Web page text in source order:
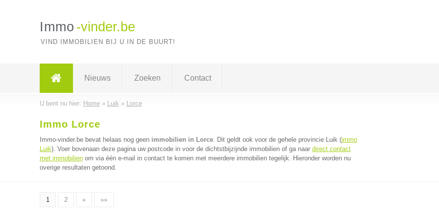
Immo -vinder.be
VIND IMMOBILIEN BIJ U IN DE BUURT!
Nieuws Zoeken Contact
U bent nu hier: Home» Luik » Lorce
Immo Lorce
Immo-vinder.be bevat helaas nog geen immobilien in Lorce. Dit geldt ook voor de gehele provincie Luik (immo
Luik). Voer bovenaan deze pagina uw postcode in voor de dichtstbijzijnde immobilien of ga naar direct contact
met immobilienom via één e-mail in contact te komen met meerdere immobilien tegelijk. Hieronder worden nu
overige resultaten getoond.
1 2 » »»